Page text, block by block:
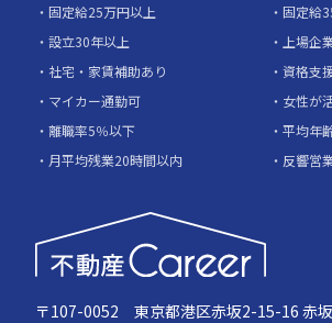
固定給25万円以上
固定給
設立30年以上
上場企
社宅・家賃補助あり
資格支
マイカー通勤可
女性が
離職率5％以下
平均年
月平均残業20時間以内
反響営
〒107-0052 東京都港区赤坂2-15-16 赤